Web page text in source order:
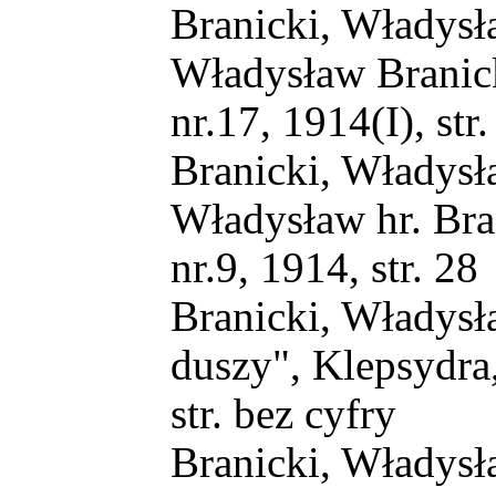
Branicki,
Władysław
nr.17, 1914(I),
Branicki,
Władysław hr.
nr.9, 1914, str. 28
Branicki,
duszy",
str. bez cyfry
Branicki,